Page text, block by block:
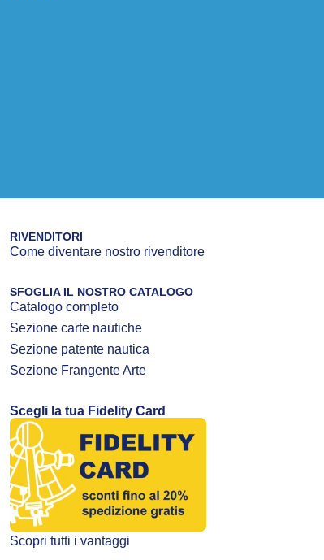
RIVENDITORI
Come diventare nostro rivenditore
SFOGLIA IL NOSTRO CATALOGO
Catalogo completo
Sezione carte nautiche
Sezione patente nautica
Sezione Frangente Arte
Scegli la tua Fidelity Card
Scopri tutti i vantaggi